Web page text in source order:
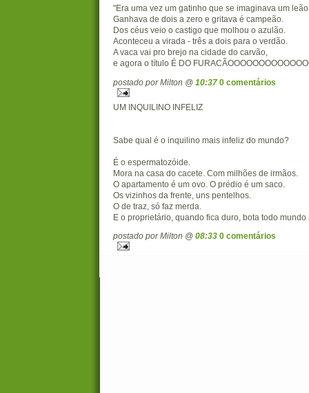
"Era uma vez um gatinho que se imaginava um
Ganhava de dois a zero e gritava é campeão.
Dos céus veio o castigo que molhou o azulão.
Aconteceu a virada - três a dois para o verdão.
A vaca vai pro brejo na cidade do carvão,
e agora o título É DO
postado por Milton @ 10:37 0 comentários
UM INQUILINO INFELIZ
Sabe qual é o inquilino mais infeliz do mundo?
É o espermatozóide.
Mora na casa do cacete. Com milhões de irmãos.
O apartamento é um ovo. O prédio é um saco.
Os vizinhos da frente, uns pentelhos.
O de traz, só faz merda.
E o proprietário, quando fica duro, bota todo mundo
postado por Milton @ 08:33 0 comentários